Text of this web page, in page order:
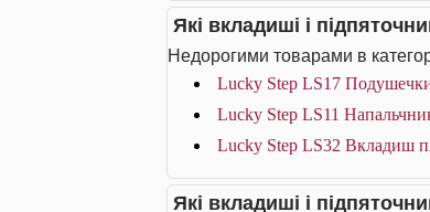
Які вкладиші і
Недорогими товарами в
Lucky Step LS17
Lucky Step LS11
Lucky Step LS32 Вкладиш
Які вкладиші і